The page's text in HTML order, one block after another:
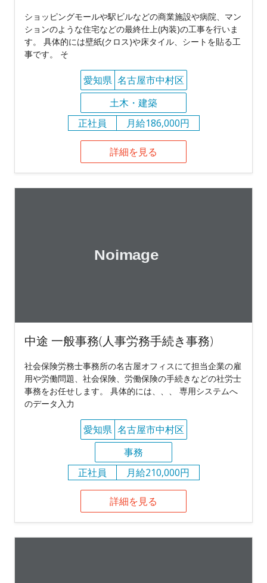
ショッピングモールや駅ビルなどの商業施設や病院、マン
ションのような住宅などの最終仕上(内装)の工事を行いま
す。 具体的には壁紙(クロス)や床タイル、シートを貼る工
事です。 そ
愛知県 名古屋市中村区
土木・建築
正社員
月給186,000円
詳細を見る
中途 一般事務(人事労務手続き事務)
社会保険労務士事務所の名古屋オフィスにて担当企業の雇
用や労働問題、社会保険、労働保険の手続きなどの社労士
事務をお任せします。 具体的には、、、 専用システムへ
のデータ入力
愛知県 名古屋市中村区
事務
正社員
月給210,000円
詳細を見る